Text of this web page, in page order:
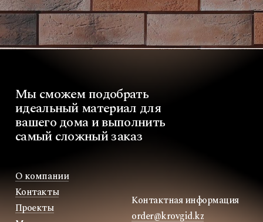
Мысможемподобрать
идеальныйматериал для
вашегодомаивыполнить
самыйсложныйзаказ
О компании
Контакты
Проекты
Контактная информация
order@krovgid.kz